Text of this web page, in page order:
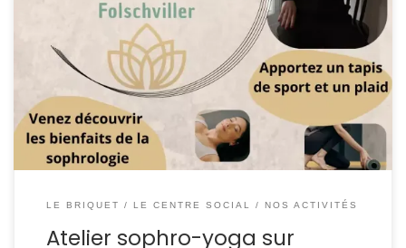
Venez découvrir une approche douce et accessible du
bien-être, mêlant les bienfaits de la sophrologie et du
yoga sur chaise. Une séance idéale pour relâcher les
tensions, calmer l’esprit et renforcer la sérénité, même
pour les personnes à mobilité réduite ou peu sportives.
Quand ? Où ? Centre Marcel Martin […]
LE BRIQUET LE CENTRE SOCIAL NOS ACTIVITÉS
Atelier sophro-yoga sur